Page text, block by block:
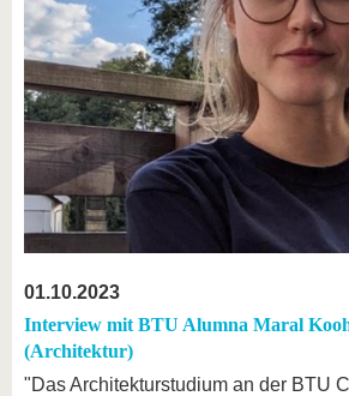
01.10.2023
Interview mit BTU Alumna Maral
(Architektur)
"Das Architekturstudium an der BTU